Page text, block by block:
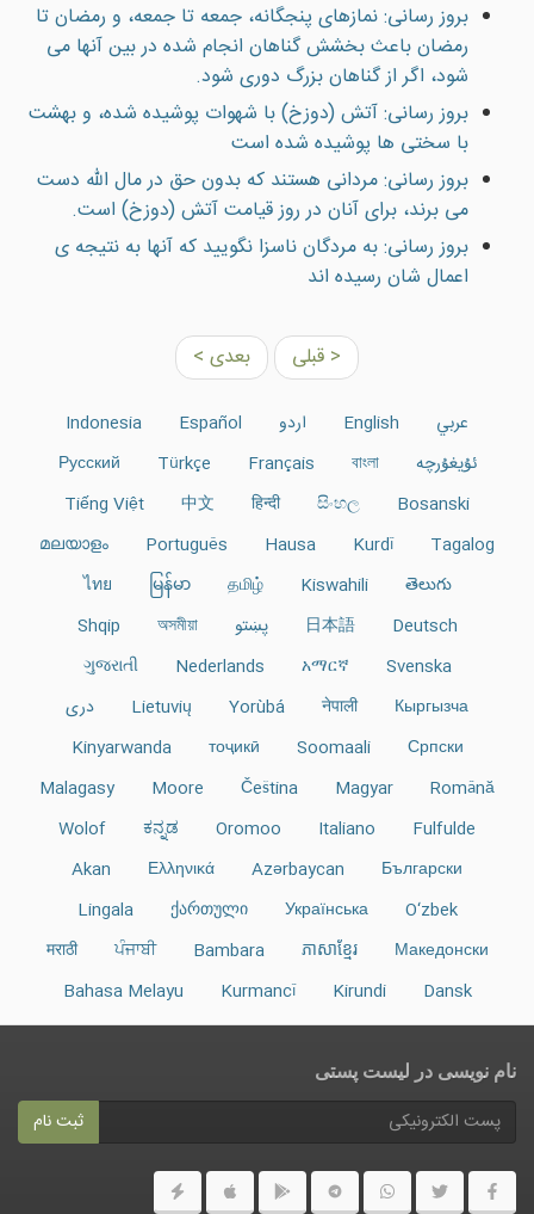
بروز رسانی: نمازهاى پنجگانه، جمعه تا جمعه، و رمضان تا
رمضان باعث بخشش گناهان انجام شده در بين آنها مى
شود، اگر از گناهان بزرگ دورى شود.
بروز رسانی: آتش (دوزخ) با شهوات پوشيده شده، و بهشت
با سختى ها پوشيده شده است
بروز رسانی: مردانى هستند كه بدون حق در مال الله دست
مى برند، براى آنان در روز قيامت آتش (دوزخ) است.
بروز رسانی: به مردگان ناسزا نگوييد که آنها به نتيجه ی
اعمال شان رسيده اند
< قبلی بعدی >
عربي English اردو Español
Indonesia
ئۇيغۇرچە
বাংলা
Français
Türkçe
Русский
Bosanski
සිංහල
हिन्दी
中文
Tiếng Việt
Tagalog
Kurdî
Hausa
Português
മലയാളം
తెలుగు
Kiswahili
தமிழ்
မြန်မာ
ไทย
Deutsch
日本語 پښتو অসমীয়া
Shqip
Svenska
አማርኛ
Nederlands
ગુજરાતી
Кыргызча
नेपाली
Yorùbá
Lietuvių
دری
Српски
Soomaali
тоҷикӣ
Kinyarwanda
Română
Magyar
Čeština
Moore
Malagasy
Fulfulde
Italiano
Oromoo
ಕನ್ನಡ
Wolof
Български
Azərbaycan
Ελληνικά
Akan
O‘zbek
Українська
ქართული
Lingala
Македонски
ភាសាខ្មែរ
Bambara
ਪੰਜਾਬੀ
मराठी
Dansk
Kirundi
Kurmancî
Bahasa Melayu
نام نویسی در ليست پستى
ثبت نام